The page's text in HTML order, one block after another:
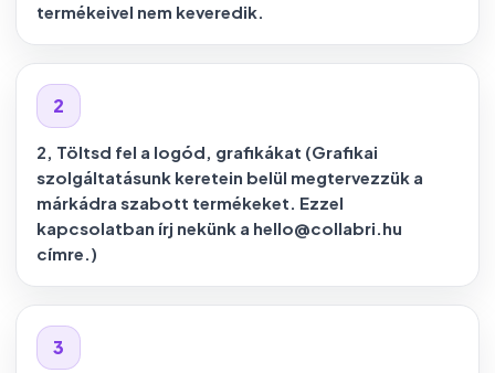
termékeivel nem keveredik.
2
2, Töltsd fel a logód, grafikákat (Grafikai
szolgáltatásunk keretein belül megtervezzük a
márkádra szabott termékeket. Ezzel
kapcsolatban írj nekünk a hello@collabri.hu
címre.)
3